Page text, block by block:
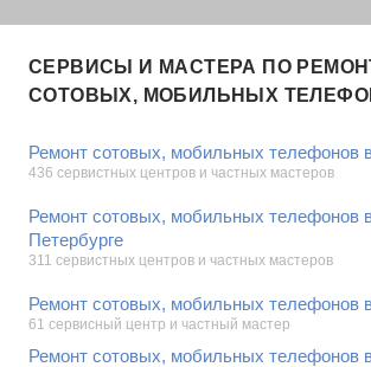
СЕРВИСЫ И МАСТЕРА ПО
СОТОВЫХ, МОБИЛЬНЫХ
Ремонт сотовых, мобильных телефонов
436 сервистных центров и частных мастеров
Ремонт сотовых, мобильных телефонов
Петербурге
311 сервистных центров и частных мастеров
Ремонт сотовых, мобильных телефонов
61 сервисный центр и частный мастер
Ремонт сотовых, мобильных телефонов